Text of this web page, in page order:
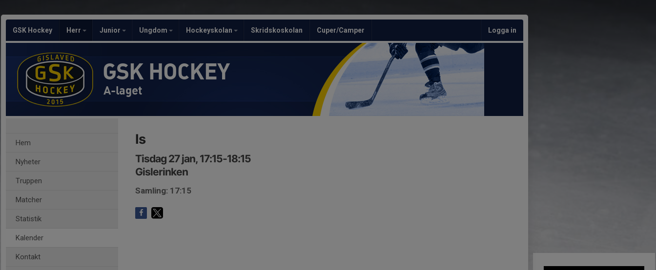
GSK Hockey Herr Junior Ungdom Hockeyskolan Skridskoskolan Cuper/Camper Logga in
GSK HOCKEY
A-laget
Hem
Nyheter
Truppen
Matcher
Statistik
Kalender
Kontakt
Is
Tisdag 27 jan, 17:15-18:15
Gislerinken
Samling: 17:15